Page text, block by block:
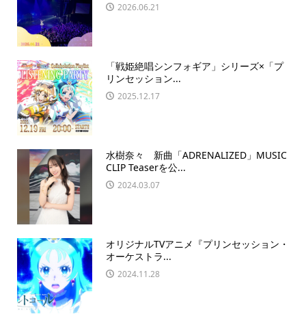
2026.06.21
「戦姫絶唱シンフォギア」シリーズ×「プ
リンセッション...
2025.12.17
水樹奈々 新曲「ADRENALIZED」MUSIC
CLIP Teaserを公...
2024.03.07
オリジナルTVアニメ『プリンセッション・
オーケストラ...
2024.11.28